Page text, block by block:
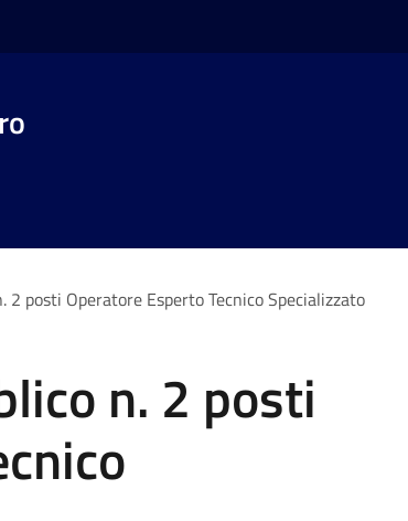
2 posti Operatore Esperto Tecnico Specializzato
n. 2 posti